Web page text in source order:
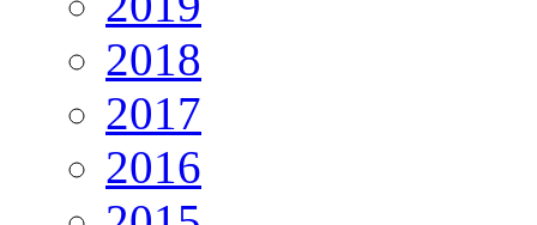
2018
2017
2016